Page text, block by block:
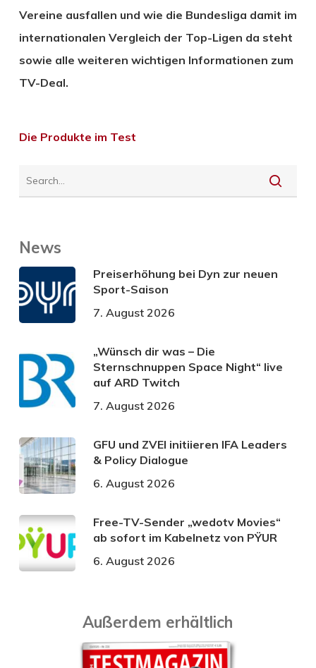
Vereine ausfallen und wie die Bundesliga damit im
internationalen Vergleich der Top-Ligen da steht
sowie alle weiteren wichtigen Informationen zum
TV-Deal.
Die Produkte im Test
News
Preiserhöhung bei Dyn zur neuen
Sport-Saison
7. August 2026
„Wünsch dir was – Die
Sternschnuppen Space Night“ live
auf ARD Twitch
7. August 2026
GFU und ZVEI initiieren IFA Leaders
& Policy Dialogue
6. August 2026
Free-TV-Sender „wedotv Movies“
ab sofort im Kabelnetz von PŸUR
6. August 2026
Außerdem erhältlich